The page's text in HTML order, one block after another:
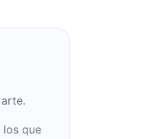
los que